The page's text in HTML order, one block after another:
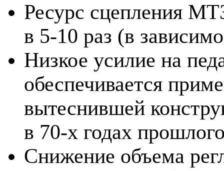
Ресурс сцепления
в 5-10 раз (в
Низкое усилие на
обеспечивается
вытеснившей
в 70-х годах
Снижение объема